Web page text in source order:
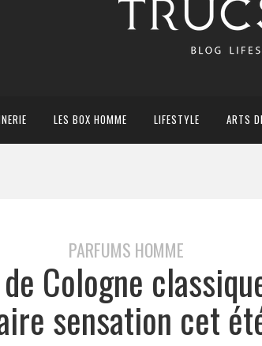
LES BOX HOMME LIFESTYLE ARTS
PARFUMS HOMME
Cologne
sensation cet